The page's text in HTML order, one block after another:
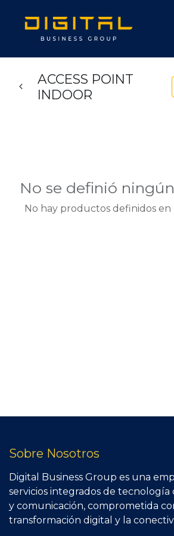
ACCESS POINT
INDOOR
No se definió
No hay productos definidos en
Sobre Nosotros
Digital Business Group es una
servicios integrados de tecnología
y comunicación, comprometida
transformación digital y la